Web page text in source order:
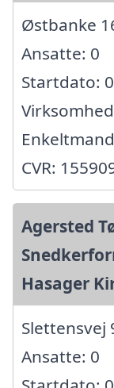
Østbanke
Ansatte: 0
Startdato:
CVR:
Agersted
Hasager
Slettensvej
Ansatte: 0